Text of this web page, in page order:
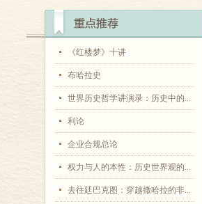
《红楼梦》十讲
布哈拉史
世界历史哲学讲演录：历史中的...
利论
企业合规总论
权力与人的本性：历史世界观的...
去往廷巴克图：穿越撒哈拉的非...